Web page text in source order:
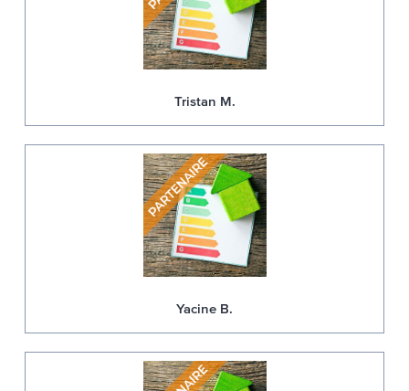
Tristan M.
Yacine B.